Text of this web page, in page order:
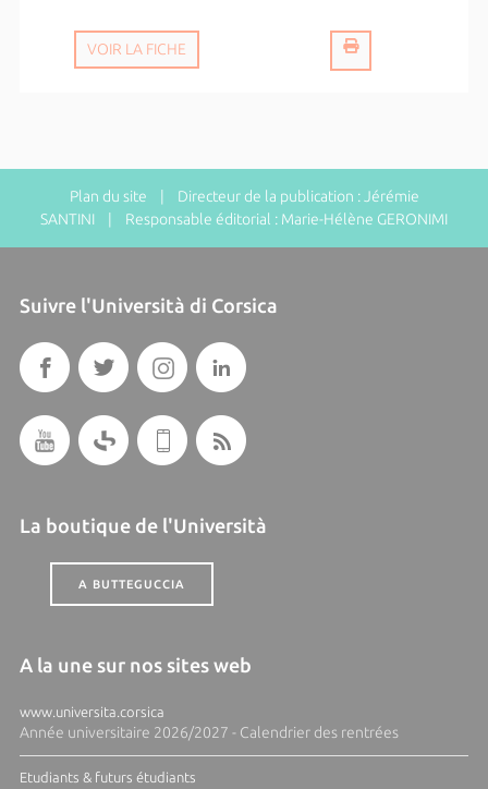
VOIR LA FICHE
Plan du site | Directeur de la publication : Jérémie
SANTINI | Responsable éditorial : Marie-Hélène GERONIMI
Suivre l'Università di Corsica
La boutique de l'Università
A BUTTEGUCCIA
A la une sur nos sites web
www.universita.corsica
Année universitaire 2026/2027 - Calendrier des rentrées
Etudiants & futurs étudiants